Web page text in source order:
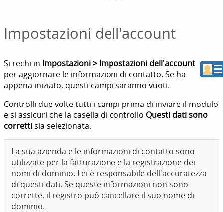
Impostazioni dell'account
Si rechi in Impostazioni > Impostazioni dell'account
per aggiornare le informazioni di contatto. Se ha
appena iniziato, questi campi saranno vuoti.
Controlli due volte tutti i campi prima di inviare il modulo
e si assicuri che la casella di controllo Questi dati sono
correttisia selezionata.
La sua azienda e le informazioni di contatto sono
utilizzate per la fatturazione e la registrazione dei
nomi di dominio. Lei è responsabile dell'accuratezza
di questi dati. Se queste informazioni non sono
corrette, il registro può cancellare il suo nome di
dominio.